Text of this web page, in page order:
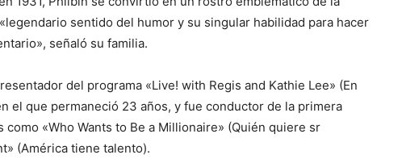
sentido del humor y su singular habilidad para hacer
señaló su familia.
del programa «Live! with Regis and Kathie Lee» (En
el que permaneció 23 años, y fue conductor de la primera
«Who Wants to Be a Millionaire» (Quién quiere sr
(América tiene talento).